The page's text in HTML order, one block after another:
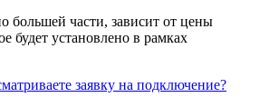
большей части, зависит от цены
будет установлено в рамках
заявку на подключение?